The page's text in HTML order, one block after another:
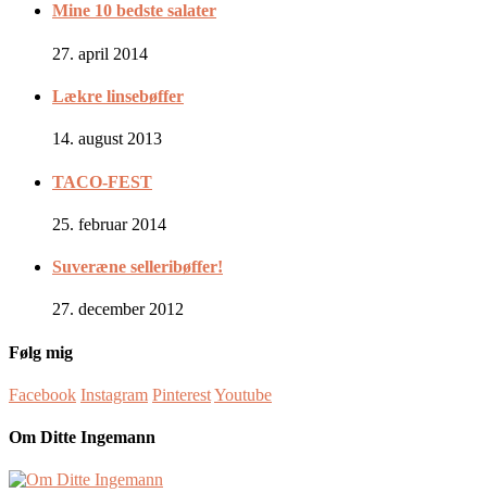
Mine 10 bedste salater
27. april 2014
Lækre linsebøffer
14. august 2013
TACO-FEST
25. februar 2014
Suveræne selleribøffer!
27. december 2012
Følg mig
Facebook Instagram PinterestYoutube
Om Ditte Ingemann